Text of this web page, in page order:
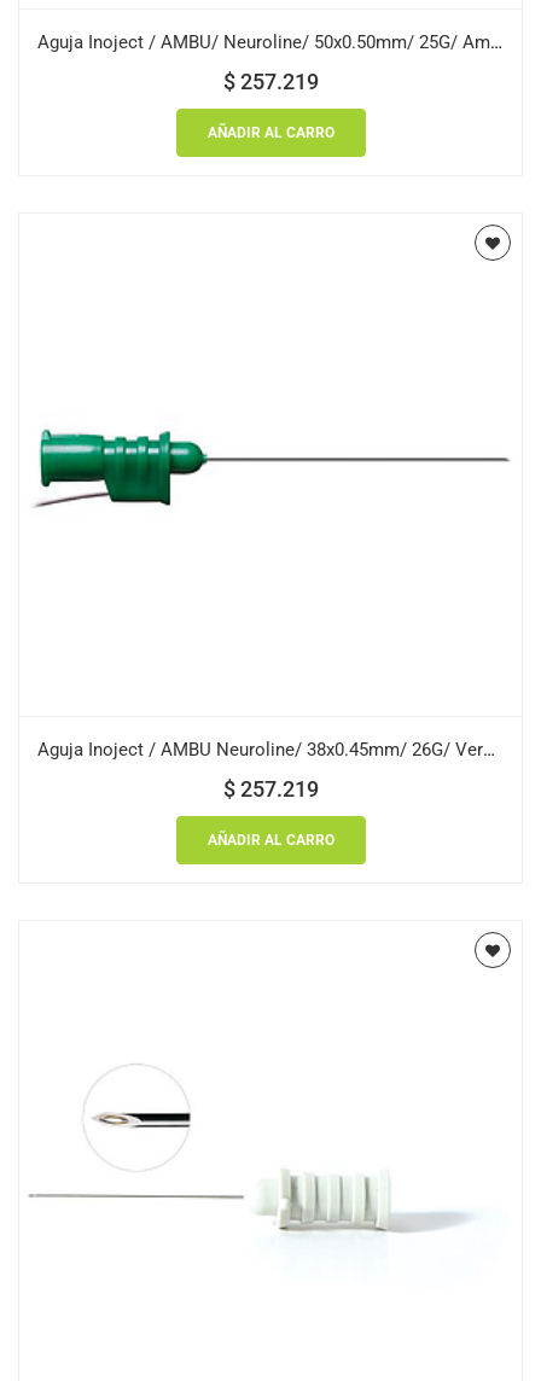
Aguja Inoject / AMBU/ Neuroline/ 50x0.50mm/ 25G/ Amarillo/ Caja 10 uds.
$257.219
AÑADIR AL CARRO
Aguja Inoject / AMBU Neuroline/ 38x0.45mm/ 26G/ Verde/ Caja 10 uds.
$257.219
AÑADIR AL CARRO